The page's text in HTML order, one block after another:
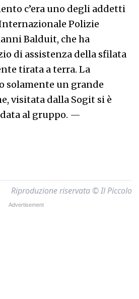
c’era uno degli addetti
Polizie
Balduit, che ha
di assistenza della sfilata
tirata a terra. La
solamente un grande
visitata dalla Sogit si è
al gruppo. —
Riproduzione riservata © Il Piccolo